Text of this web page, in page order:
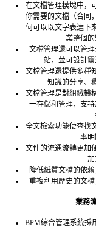
在文檔管理模塊中，
你需要的文檔（合同
何可以以文字表達下
業整個的
文檔管理還可以管
站，並可設計靈
文檔管理還提供多種
知識的分享、
文檔管理是對組織機
一存儲和管理，支
全文檢索功能使查找
率明
文件的流通流轉更加
加
降低紙質文檔的依
重複利用歷史的文檔
業務
BPM綜合管理系統採